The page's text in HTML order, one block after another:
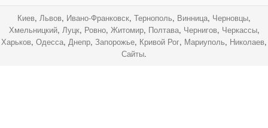
Киев, Львов, Ивано-Франковск, Тернополь, Винница, Черновцы,
Хмельницкий, Луцк, Ровно, Житомир, Полтава, Чернигов, Черкассы,
Харьков, Одесса, Днепр, Запорожье, Кривой Рог, Мариуполь, Николаев,
Сайты.